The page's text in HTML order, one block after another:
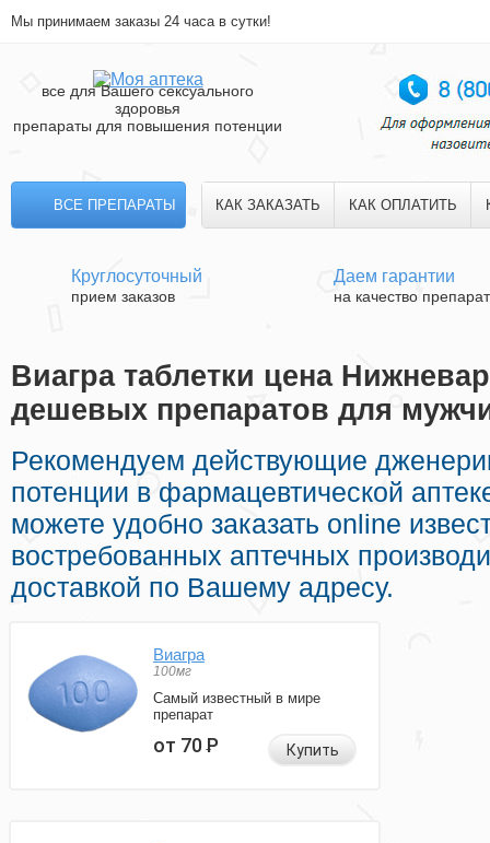
Мы принимаем заказы 24 часа в сутки!
все для Вашего сексуального
здоровья
препараты для повышения потенции
ВСЕ ПРЕПАРАТЫ КАК ЗАКАЗАТЬ КАК ОПЛАТИТЬ
Круглосуточный
прием заказов
Даем гарантии
на качество
Виагра таблетки цена
дешевых препаратов для
Рекомендуем действующие
потенции в фармацевтической
можете удобно заказать online
востребованных аптечных
доставкой по Вашему адресу.
Виагра
100мг
Самый известный в мире
препарат
от 70Р Купить